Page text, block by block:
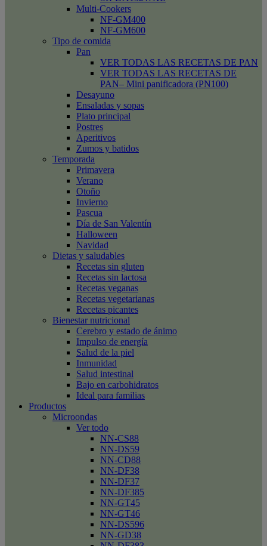
Multi-Cookers
NF-GM400
NF-GM600
Tipo de comida
Pan
VER TODAS LAS RECETAS DE PAN
VER TODAS LAS RECETAS DE
PAN– Mini panificadora (PN100)
Desayuno
Ensaladas y sopas
Plato principal
Postres
Aperitivos
Zumos y batidos
Temporada
Primavera
Verano
Otoño
Invierno
Pascua
Día de San Valentín
Halloween
Navidad
Dietas y saludables
Recetas sin gluten
Recetas sin lactosa
Recetas veganas
Recetas vegetarianas
Recetas picantes
Bienestar nutricional
Cerebro y estado de ánimo
Impulso de energía
Salud de la piel
Inmunidad
Salud intestinal
Bajo en carbohidratos
Ideal para familias
Productos
Microondas
Ver todo
NN-CS88
NN-DS59
NN-CD88
NN-DF38
NN-DF37
NN-DF385
NN-GT45
NN-GT46
NN-DS596
NN-GD38